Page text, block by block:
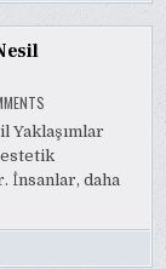
ESTETIGINDE
YENI
NESIL
YAKLASIMLAR
Yaklaşımlar
İnsanlar, daha